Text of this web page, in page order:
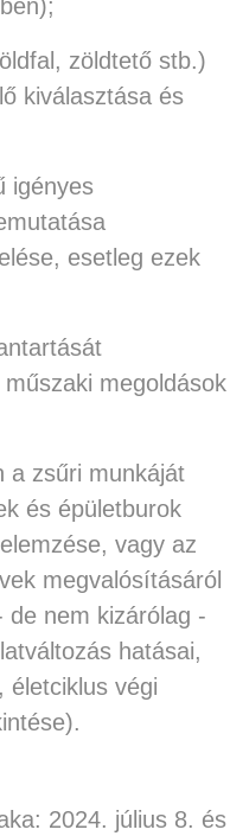
zöldtető stb.)
kiválasztása és
igényes
esetleg ezek
megoldások
a zsűri munkáját
és épületburok
vagy az
megvalósításáról
de nem kizárólag -
hatásai,
életciklus végi
2024. július 8. és